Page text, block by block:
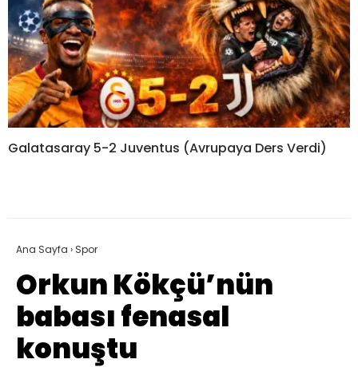
Galatasaray 5-2 Juventus (Avrupaya Ders Verdi)
Ana Sayfa › Spor
Orkun Kökçü’nün
babası fenasal
konuştu